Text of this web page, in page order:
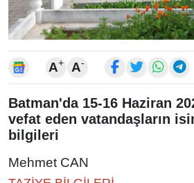
A+ A-
Batman'da 15-16 Haziran
vefat eden vatandaşların
bilgileri
Mehmet CAN